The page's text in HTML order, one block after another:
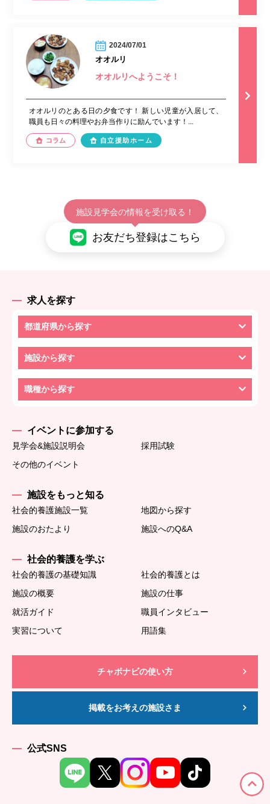
2024/07/01
オオルリ
オオルリへようこそ！
オオルリのとある日の夕食です！ 新しい児童が入居して、
職員も日々の料理やお弁当作りに励んでいます！...
コラム 自立援助ホーム
施設見学会の情報を受け取る！
お友だち登録はこちら
求人を探す
都道府県から探す
施設から探す
職種から探す
イベントに参加する
見学会&施設説明会
採用試験
その他のイベント
施設をもっと知る
社会的養護施設一覧
地図から探す
施設のおたより
施設へのQ&A
社会的養護を学ぶ
社会的養護の基礎知識
社会的養護とは
施設の概要
施設の仕事
就活ガイド
職員インタビュー
実習について
用語集
チャボナビの使い方
掲載をお考えの施設さま
公式SNS